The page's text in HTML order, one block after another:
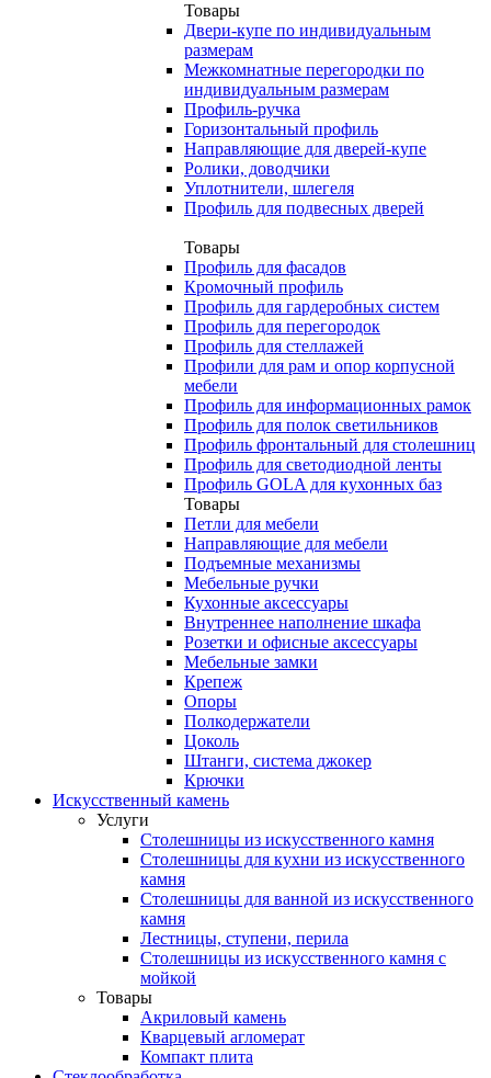
Товары
Двери-купе по индивидуальным
размерам
Межкомнатные перегородки по
индивидуальным размерам
Профиль-ручка
Горизонтальный профиль
Направляющие для дверей-купе
Ролики, доводчики
Уплотнители, шлегеля
Профиль для подвесных дверей
Товары
Профиль для фасадов
Кромочный профиль
Профиль для гардеробных систем
Профиль для перегородок
Профиль для стеллажей
Профили для рам и опор корпусной
мебели
Профиль для информационных рамок
Профиль для полок светильников
Профиль фронтальный для столешниц
Профиль для светодиодной ленты
Профиль GOLA для кухонных баз
Товары
Петли для мебели
Направляющие для мебели
Подъемные механизмы
Мебельные ручки
Кухонные аксессуары
Внутреннее наполнение шкафа
Розетки и офисные аксессуары
Мебельные замки
Крепеж
Опоры
Полкодержатели
Цоколь
Штанги, система джокер
Крючки
Искусственный камень
Услуги
Столешницы из искусственного камня
Столешницы для кухни из искусственного
камня
Столешницы для ванной из искусственного
камня
Лестницы, ступени, перила
Столешницы из искусственного камня с
мойкой
Товары
Акриловый камень
Кварцевый агломерат
Компакт плита